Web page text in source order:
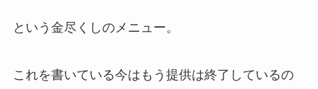
という金尽くしのメニュー。
これを書いている今はもう提供は終了しているの